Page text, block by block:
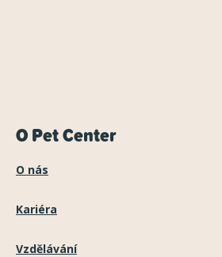
O Pet Center
O nás
Kariéra
Vzdělávání